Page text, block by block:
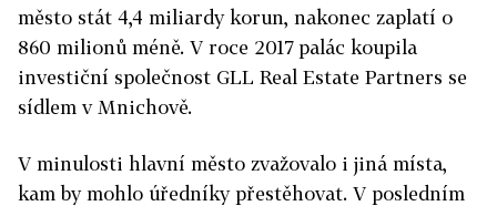
město stát 4,4 miliardy korun, nakonec zaplatí o
860 milionů méně. V roce 2017 palác koupila
investiční společnost GLL Real Estate Partners se
sídlem v Mnichově.
V minulosti hlavní město zvažovalo i jiná místa,
kam by mohlo úředníky přestěhovat. V posledním